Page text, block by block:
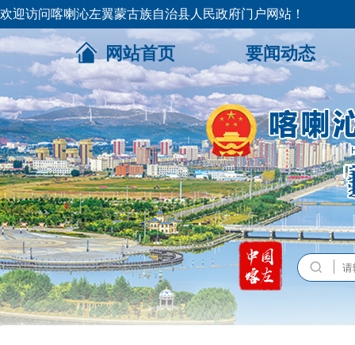
欢迎访问喀喇沁左翼蒙古族自治县人民政府门户网站！
网站首页 要闻动态